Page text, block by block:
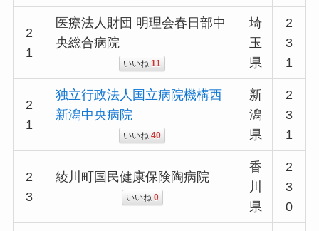
2
1
医療法人財団 明理会春日部中
央総合病院
いいね11
埼
玉
県
2
3
1
2
1
独立行政法人国立病院機構西
新潟中央病院
いいね40
新
潟
県
2
3
1
2
3
綾川町国民健康保険陶病院
いいね 0
香
川
県
2
3
0